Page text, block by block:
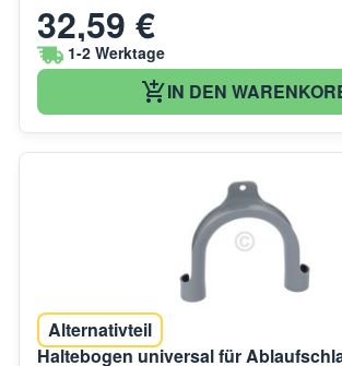
32,59 €
1-2 Werktage
IN DEN
Alternativteil
Haltebogen universal für